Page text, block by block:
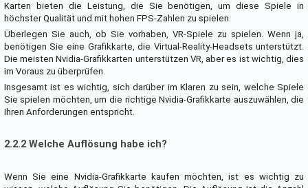
Karten bieten die Leistung, die Sie benötigen, um diese Spiele in
höchster Qualität und mit hohen FPS-Zahlen zu spielen.
Überlegen Sie auch, ob Sie vorhaben, VR-Spiele zu spielen. Wenn ja,
benötigen Sie eine Grafikkarte, die Virtual-Reality-Headsets unterstützt.
Die meisten Nvidia-Grafikkarten unterstützen VR, aber es ist wichtig, dies
im Voraus zu überprüfen.
Insgesamt ist es wichtig, sich darüber im Klaren zu sein, welche Spiele
Sie spielen möchten, um die richtige Nvidia-Grafikkarte auszuwählen, die
Ihren Anforderungen entspricht.
2.2.2 Welche Auflösung habe ich?
Wenn Sie eine Nvidia-Grafikkarte kaufen möchten, ist es wichtig zu